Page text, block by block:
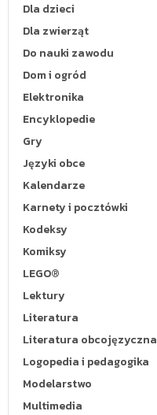
Dla dzieci
Dla zwierząt
Do nauki zawodu
Dom i ogród
Elektronika
Encyklopedie
Gry
Języki obce
Kalendarze
Karnety i pocztówki
Kodeksy
Komiksy
LEGO®
Lektury
Literatura
Literatura obcojęzyczna
Logopedia i pedagogika
Modelarstwo
Multimedia